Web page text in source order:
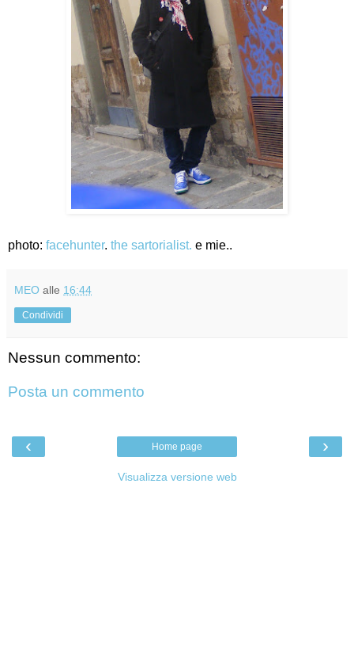
photo: facehunter. the sartorialist. e mie..
MEO alle 16:44
Condividi
Nessun commento:
Posta un commento
‹ ›
Home page
Visualizza versione web